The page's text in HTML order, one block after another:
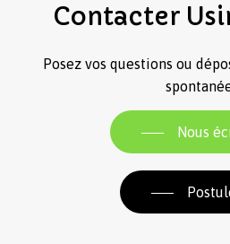
Contacter
Posez vos questions ou
Nous